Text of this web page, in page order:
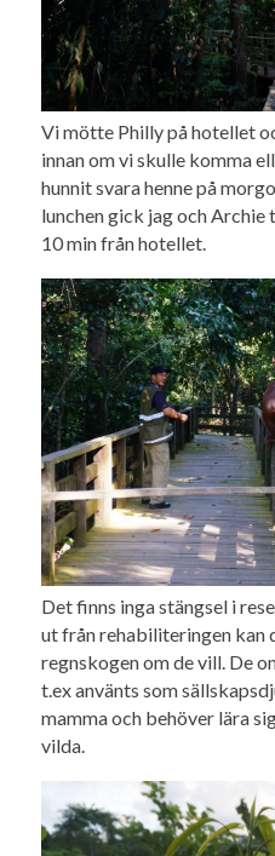
Vi mötte Philly på hotellet
innan om vi skulle komma
hunnit svara henne på
lunchen gick jag och
10 min från hotellet.
Det finns inga stängsel i
ut från rehabiliteringen
regnskogen om de vill. De
t.ex använts som
mamma och behöver lära
vilda.